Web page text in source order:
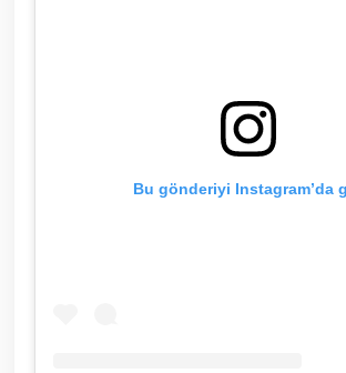
Bu gönderiyi Instagram’da